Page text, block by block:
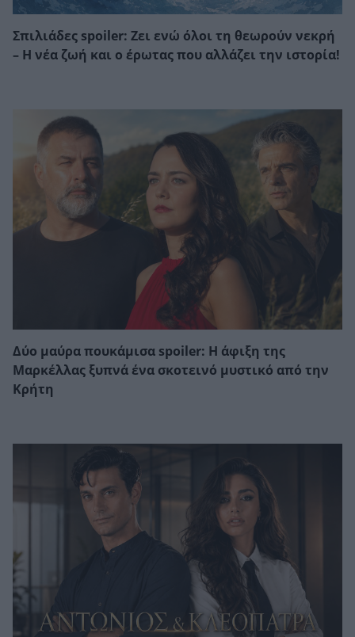
Σπιλιάδες spoiler: Ζει ενώ όλοι τη θεωρούν νεκρή
– Η νέα ζωή και ο έρωτας που αλλάζει την ιστορία!
Δύο μαύρα πουκάμισα spoiler: Η άφιξη της
Μαρκέλλας ξυπνά ένα σκοτεινό μυστικό από την
Κρήτη